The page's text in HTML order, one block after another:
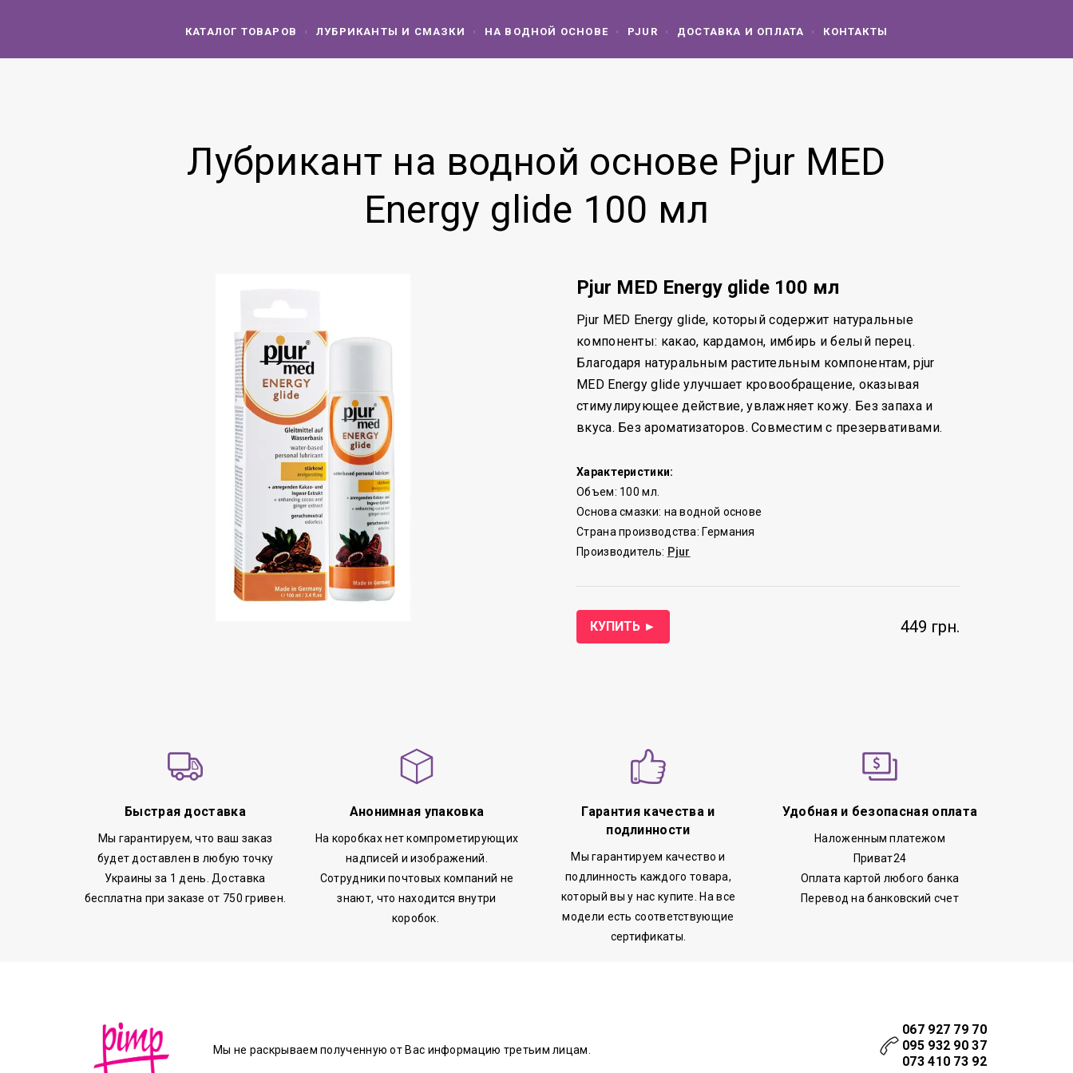
КАТАЛОГ ТОВАРОВ ЛУБРИКАНТЫ И СМАЗКИ НА ВОДНОЙ ОСНОВЕ PJUR ДОСТАВКА И ОПЛАТА КОНТАКТЫ
Лубрикант на водной основе Pjur MED
Energy glide 100 мл
Pjur MED Energy glide 100 мл
Pjur MED Energy glide, который содержит натуральные
компоненты: какао, кардамон, имбирь и белый перец.
Благодаря натуральным растительным компонентам, pjur
MED Energy glide улучшает кровообращение, оказывая
стимулирующее действие, увлажняет кожу. Без запаха и
вкуса. Без ароматизаторов. Совместим с презервативами.
Характеристики:
Объем: 100 мл.
Основа смазки: на водной основе
Страна производства: Германия
Производитель: Pjur
КУПИТЬ ► 449 грн.
Быстрая доставка
Мы гарантируем, что ваш заказ
будет доставлен в любую точку
Украины за 1 день. Доставка
бесплатна при заказе от 750 гривен.
Анонимная упаковка
На коробках нет компрометирующих
надписей и изображений.
Сотрудники почтовых компаний не
знают, что находится внутри
коробок.
Гарантия качества и
подлинности
Мы гарантируем качество и
подлинность каждого товара,
который вы у нас купите. На все
модели есть соответствующие
сертификаты.
Удобная и безопасная оплата
Наложенным платежом
Приват24
Оплата картой любого банка
Перевод на банковский счет
Мы не раскрываем полученную от Вас информацию третьим лицам.
067 927 79 70
095 932 90 37
073 410 73 92